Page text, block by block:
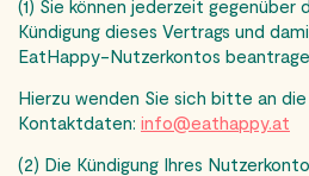
(1) Sie können jederzeit gegenüber
Kündigung dieses Vertrags und
EatHappy-Nutzerkontos
Hierzu wenden Sie sich bitte an
Kontaktdaten: info@eathappy.at
(2) Die Kündigung Ihres